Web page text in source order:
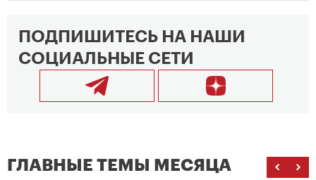
ПОДПИШИТЕСЬ НА НАШИ
СОЦИАЛЬНЫЕ СЕТИ
ГЛАВНЫЕ ТЕМЫ МЕСЯЦА